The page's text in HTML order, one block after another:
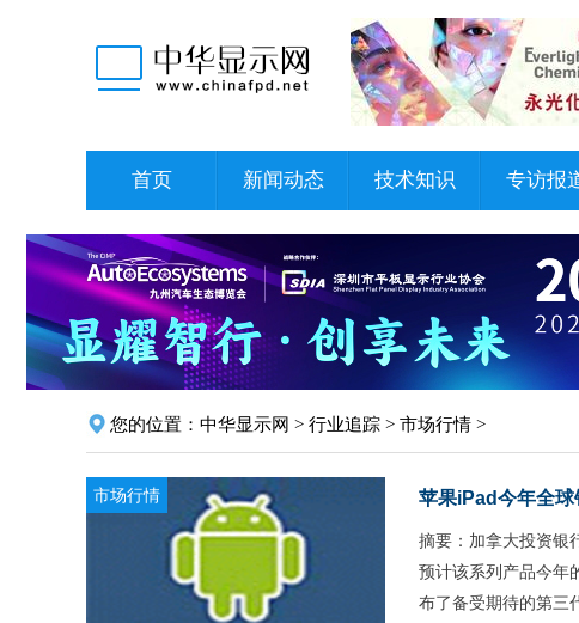
首页 新闻动态 技术知识 专访报
您的位置： 中华显示网 > 行业追踪 > 市场行情 >
市场行情 苹果iPad今年全
摘要：加拿大投资银
预计该系列产品今年
布了备受期待的第三